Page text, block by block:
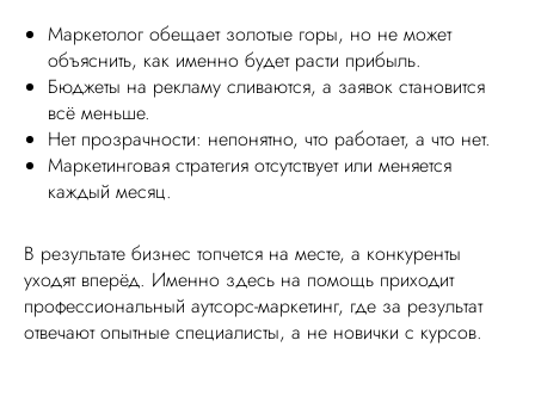
Маркетолог обещает золотые горы, но не может
объяснить, как именно будет расти прибыль.
Бюджеты на рекламу сливаются, а заявок становится
всё меньше.
Нет прозрачности: непонятно, что работает, а что нет.
Маркетинговая стратегия отсутствует или меняется
каждый месяц.
В результате бизнес топчется на месте, а конкуренты
уходят вперёд. Именно здесь на помощь приходит
профессиональный аутсорс-маркетинг, где за результат
отвечают опытные специалисты, а не новички с курсов.